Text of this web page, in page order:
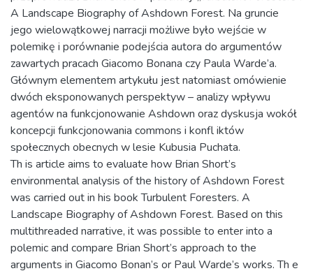
A Landscape Biography of Ashdown Forest. Na gruncie
jego wielowątkowej narracji możliwe było wejście w
polemikę i porównanie podejścia autora do argumentów
zawartych pracach Giacomo Bonana czy Paula Warde’a.
Głównym elementem artykułu jest natomiast omówienie
dwóch eksponowanych perspektyw – analizy wpływu
agentów na funkcjonowanie Ashdown oraz dyskusja wokół
koncepcji funkcjonowania commons i konfl iktów
społecznych obecnych w lesie Kubusia Puchata.
Th is article aims to evaluate how Brian Short’s
environmental analysis of the history of Ashdown Forest
was carried out in his book Turbulent Foresters. A
Landscape Biography of Ashdown Forest. Based on this
multithreaded narrative, it was possible to enter into a
polemic and compare Brian Short’s approach to the
arguments in Giacomo Bonan’s or Paul Warde’s works. Th e